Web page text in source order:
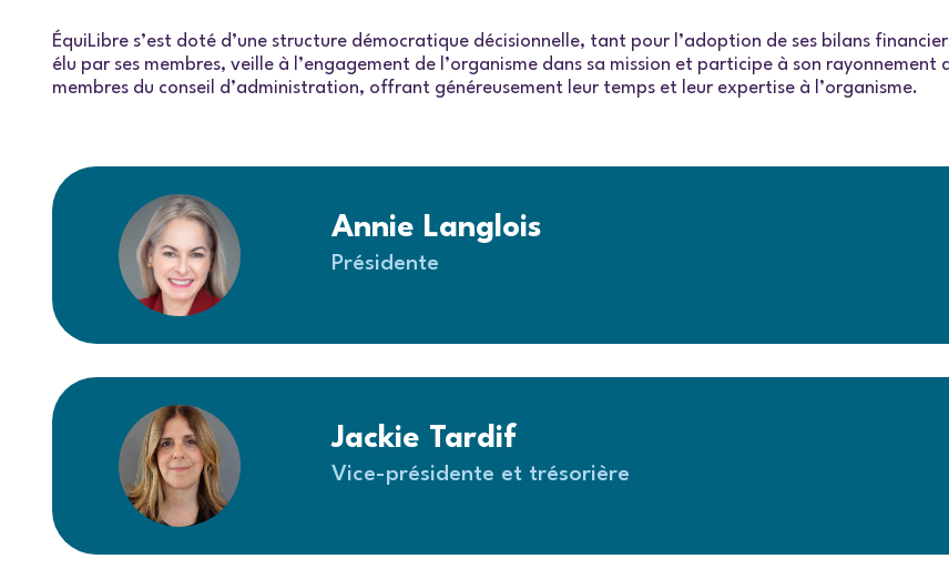
ÉquiLibre s’est doté d’une structure démocratique décisionnelle, tant pour l’adoption de ses bilans
élu par ses membres, veille à l’engagement de l’organisme dans sa mission et participe à son
membres du conseil d’administration, offrant généreusement leur temps et leur expertise à l’organisme.
Annie Langlois
Présidente
Jackie Tardif
Vice-présidente et trésorière